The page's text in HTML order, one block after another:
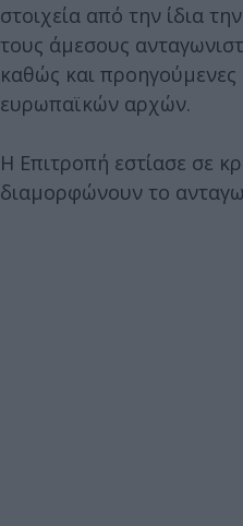
στοιχεία από την ίδια
τους άμεσους
καθώς και προηγούμενες
ευρωπαϊκών αρχών.
Η Επιτροπή εστίασε σε
διαμορφώνουν το